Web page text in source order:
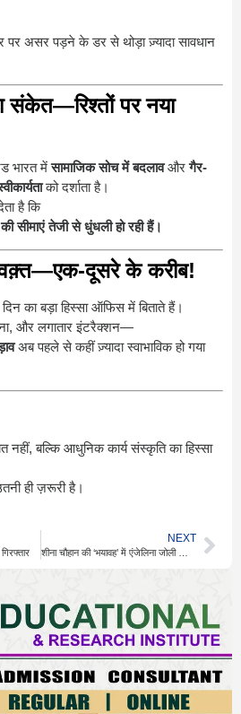
पर असर पड़ने के डर से थोड़ा ज़्यादा सावधान
पर नया
भारत मेंसामाजिक सोच में बदलावऔरगैर-
को दर्शाता है।
है कि
सीमाएं तेजी से धुंधली हो रही हैं।
वक़्त—एक-दूसरे के करीब!
का बड़ा हिस्सा ऑफिस में बिताते हैं।
और लगातार इंटरैक्शन—
अब पहले से कहीं ज़्यादा स्वाभाविक हो गया
नहीं, बल्कि आधुनिक कार्य संस्कृति का हिस्सा
ही ज़रूरी है।
NEXT